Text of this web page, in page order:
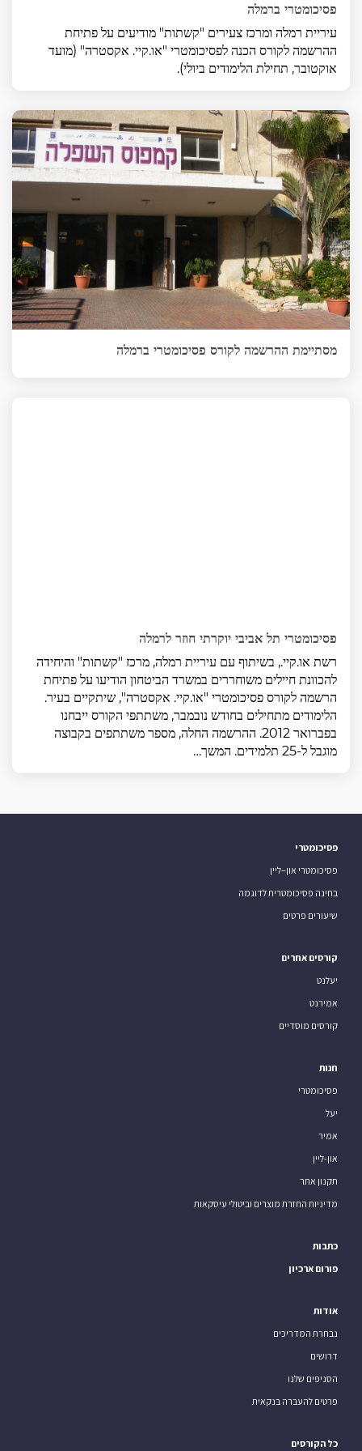
פסיכומטרי ברמלה
עיריית רמלה ומרכז צעירים "קשתות" מודיעים על פתיחת
ההרשמה לקורס הכנה לפסיכומטרי "או.קיי. אקסטרה" (מועד
אוקטובר, תחילת הלימודים ביולי).
מסתיימת ההרשמה לקורס פסיכומטרי ברמלה
פסיכומטרי תל אביבי יוקרתי חוזר לרמלה
רשת או.קיי., בשיתוף עם עיריית רמלה, מרכז "קשתות" והיחידה
להכוונת חיילים משוחררים במשרד הביטחון הודיעו על פתיחת
הרשמה לקורס פסיכומטרי "או.קיי. אקסטרה", שיתקיים בעיר.
הלימודים מתחילים בחודש נובמבר, משתתפי הקורס ייבחנו
בפברואר 2012. ההרשמה החלה, מספר משתתפים בקבוצה
מוגבל ל-25 תלמידים. המשך…
פסיכומטרי
פסיכומטרי און–ליין
בחינה פסיכומטרית לדוגמה
שיעורים פרטים
קורסים אחרים
יעלנט
אמירנט
קורסים מוסדיים
חנות
פסיכומטרי
יעל
אמיר
און-ליין
תקנון אתר
מדיניות החזרת מוצרים וביטולי עיסקאות
כתבות
פורום ארכיון
אודות
נבחרת המדריכים
דרושים
הסניפים שלנו
פרטים להעברה בנקאית
כל הקורסים